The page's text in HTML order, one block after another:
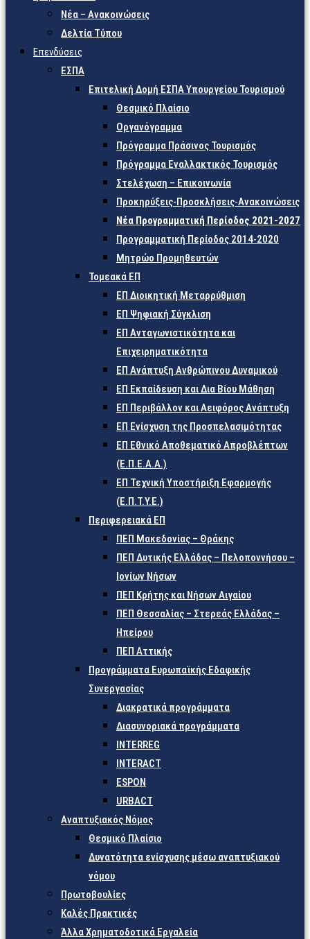
Νέα – Ανακοινώσεις
Δελτία Τύπου
Επενδύσεις
ΕΣΠΑ
Επιτελική Δομή ΕΣΠΑ Υπουργείου Τουρισμού
Θεσμικό Πλαίσιο
Οργανόγραμμα
Πρόγραμμα Πράσινος Τουρισμός
Πρόγραμμα Εναλλακτικός Τουρισμός
Στελέχωση – Επικοινωνία
Προκηρύξεις-Προσκλήσεις-Ανακοινώσεις
Νέα Προγραμματική Περίοδος 2021-2027
Προγραμματική Περίοδος 2014-2020
Μητρώο Προμηθευτών
Τομεακά ΕΠ
ΕΠ Διοικητική Μεταρρύθμιση
ΕΠ Ψηφιακή Σύγκλιση
ΕΠ Ανταγωνιστικότητα και
Επιχειρηματικότητα
ΕΠ Ανάπτυξη Ανθρώπινου Δυναμικού
ΕΠ Εκπαίδευση και Δια Βίου Μάθηση
ΕΠ Περιβάλλον και Αειφόρος Ανάπτυξη
ΕΠ Ενίσχυση της Προσπελασιμότητας
ΕΠ Εθνικό Αποθεματικό Απροβλέπτων
(Ε.Π.Ε.Α.Α.)
ΕΠ Τεχνική Υποστήριξη Εφαρμογής
(Ε.Π.Τ.Υ.Ε.)
Περιφερειακά ΕΠ
ΠΕΠ Μακεδονίας – Θράκης
ΠΕΠ Δυτικής Ελλάδας – Πελοποννήσου –
Ιονίων Νήσων
ΠΕΠ Κρήτης και Νήσων Αιγαίου
ΠΕΠ Θεσσαλίας – Στερεάς Ελλάδας –
Ηπείρου
ΠΕΠ Αττικής
Προγράμματα Ευρωπαϊκής Εδαφικής
Συνεργασίας
Διακρατικά προγράμματα
Διασυνοριακά προγράμματα
INTERREG
INTERACT
ESPON
URBACT
Αναπτυξιακός Νόμος
Θεσμικό Πλαίσιο
Δυνατότητα ενίσχυσης μέσω αναπτυξιακού
νόμου
Πρωτοβουλίες
Καλές Πρακτικές
Άλλα Χρηματοδοτικά Εργαλεία